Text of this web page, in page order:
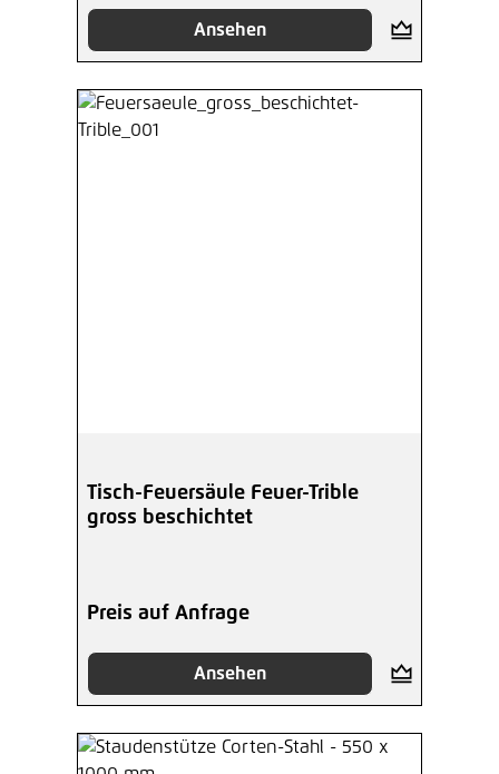
Ansehen
Tisch-Feuersäule Feuer-Trible
gross beschichtet
Preis auf Anfrage
Ansehen